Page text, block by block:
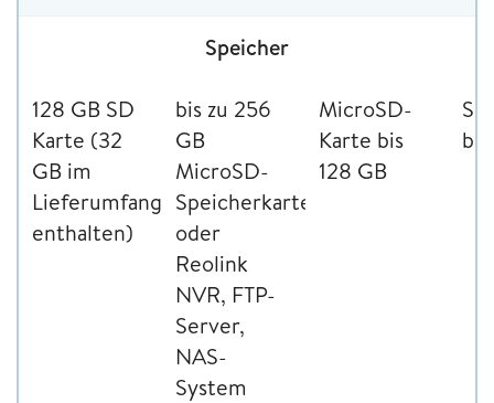
Speicher
128 GB SD
Karte (32
GB im
Lieferumfang
enthalten)
bis zu 256
GB
MicroSD-
Speicherkarte
oder
Reolink
NVR, FTP-
Server,
NAS-
System
MicroSD-
Karte bis
128 GB